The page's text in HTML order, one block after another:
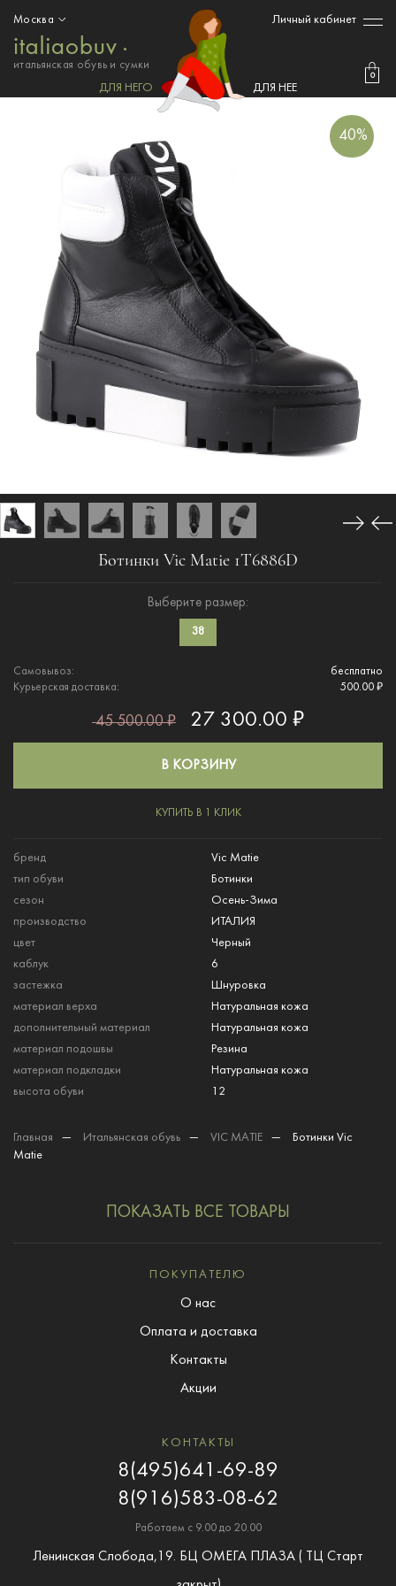
итальянская обувь и сумки
Москва Личный кабинет
0
ДЛЯ НЕГО ДЛЯ НЕЕ
40%
Ботинки Vic Matie 1T6886D
Выберите размер:
38
Самовывоз:
бесплатно
Курьерская доставка:
500.00 ₽
45 500.00 ₽ 27 300.00 ₽
В КОРЗИНУ
КУПИТЬ В 1 КЛИК
бренд
Vic Matie
тип обуви
Ботинки
сезон
Осень-Зима
производство
ИТАЛИЯ
цвет
Черный
каблук
6
застежка
Шнуровка
материал верха
Натуральная кожа
дополнительный материал
Натуральная кожа
материал подошвы
Резина
материал подкладки
Натуральная кожа
высота обуви
12
Главная — Итальянская обувь — VIC MATIE —
Ботинки Vic
Matie
ПОКАЗАТЬ ВСЕ ТОВАРЫ
ПОКУПАТЕЛЮ
О нас
Оплата и доставка
Контакты
Акции
КОНТАКТЫ
8(495)641-69-89
8(916)583-08-62
Работаем с 9.00 до 20.00
Ленинская Слобода,19. БЦ ОМЕГА ПЛАЗА ( ТЦ Старт